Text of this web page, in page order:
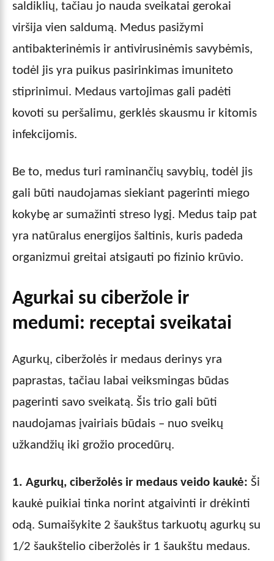
saldiklių, tačiau jo nauda sveikatai gerokai
viršija vien saldumą. Medus pasižymi
antibakterinėmis ir antivirusinėmis savybėmis,
todėl jis yra puikus pasirinkimas imuniteto
stiprinimui. Medaus vartojimas gali padėti
kovoti su peršalimu, gerklės skausmu ir kitomis
infekcijomis.
Be to, medus turi raminančių savybių, todėl jis
gali būti naudojamas siekiant pagerinti miego
kokybę ar sumažinti streso lygį. Medus taip pat
yra natūralus energijos šaltinis, kuris padeda
organizmui greitai atsigauti po fizinio krūvio.
Agurkai su ciberžole ir
medumi: receptai sveikatai
Agurkų, ciberžolės ir medaus derinys yra
paprastas, tačiau labai veiksmingas būdas
pagerinti savo sveikatą. Šis trio gali būti
naudojamas įvairiais būdais – nuo sveikų
užkandžių iki grožio procedūrų.
1. Agurkų, ciberžolės ir medaus veido kaukė: Ši
kaukė puikiai tinka norint atgaivinti ir drėkinti
odą. Sumaišykite 2 šaukštus tarkuotų agurkų su
1/2 šaukštelio ciberžolės ir 1 šaukštu medaus.